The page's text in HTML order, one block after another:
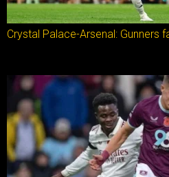
Crystal Palace-Arsenal: Gunners